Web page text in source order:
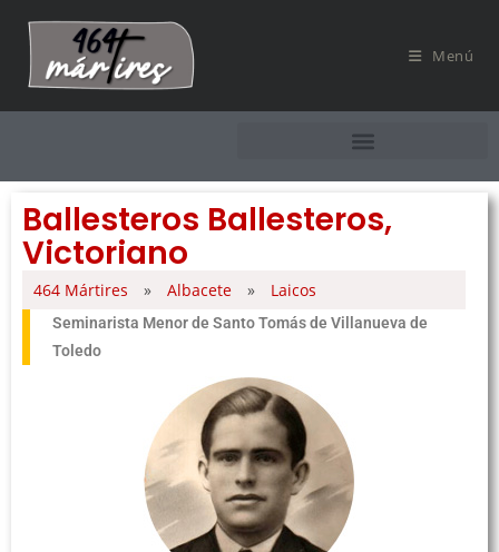
Menú
Ballesteros Ballesteros,
Victoriano
464 Mártires » Albacete » Laicos
Seminarista Menor de Santo Tomás de Villanueva de
Toledo